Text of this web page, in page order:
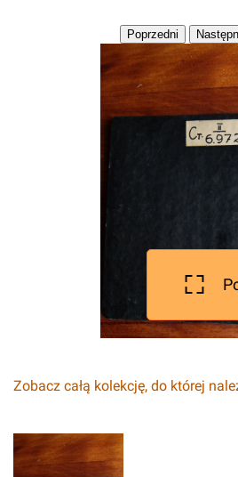
Zobacz całą kolekcję, do której